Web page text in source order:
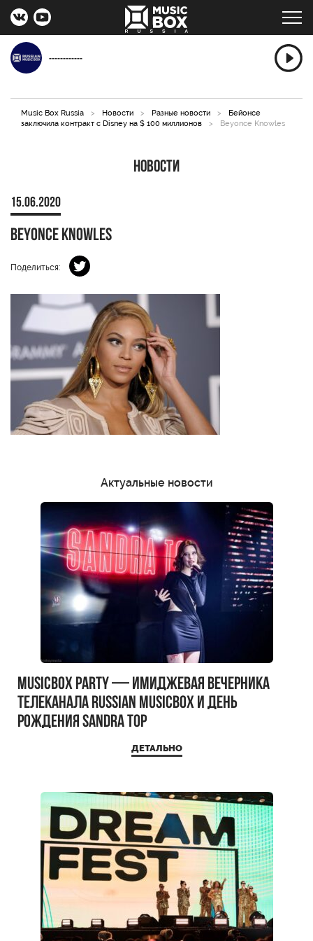
------------
Music Box Russia > Новости > Разные новости >
Бейонсе
заключила контракт с Disney на $ 100 миллионов
> Beyonce Knowles
Новости
15.06.2020
Beyonce Knowles
Поделиться:
Актуальные новости
MUSICBOX PARTY — имиджевая вечерника
телеканала RUSSIAN MUSICBOX и день
рождения Sandra Top
ДЕТАЛЬНО